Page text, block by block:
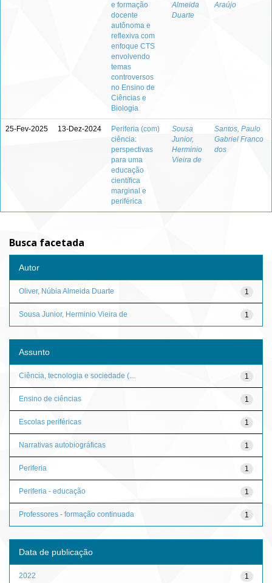
e formação
docente
autônoma e
reflexiva com
enfoque CTS
envolvendo
temas
controversos
no Ensino de
Ciências e
Biologia
Almeida
Duarte
Araújo
25-Fev-2025 13-Dez-2024
Periferia (com)
ciência:
perspectivas
para uma
educação
científica
marginal e
periférica
Sousa
Junior,
Herminio
Vieira de
Santos, Paulo
Gabriel Franco
dos
Busca facetada
Autor
1
Oliver, Núbia Almeida Duarte
1
Sousa Junior, Herminio Vieira de
Assunto
1
Ciência, tecnologia e sociedade (...
1
Ensino de ciências
1
Escolas periféricas
1
Narrativas autobiográficas
1
Periferia
1
Periferia - educação
1
Professores - formação continuada
Data de publicação
1
2022